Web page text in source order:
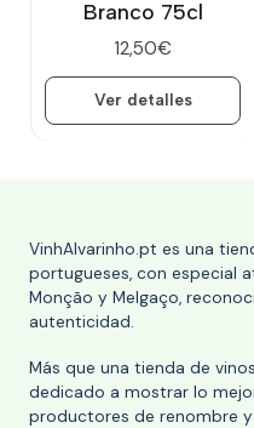
Branco 75cl
12,50€
Ver detalles
VinhAlvarinho.pt es una
portugueses, con especial
Monção y Melgaço,
autenticidad.
Más que una tienda de
dedicado a mostrar lo
productores de renombre